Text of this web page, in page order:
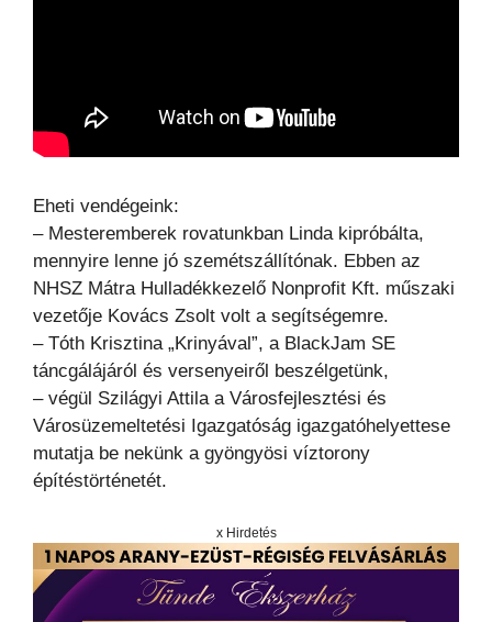
Eheti vendégeink:
– Mesteremberek rovatunkban Linda kipróbálta,
mennyire lenne jó szemétszállítónak. Ebben az
NHSZ Mátra Hulladékkezelő Nonprofit Kft. műszaki
vezetője Kovács Zsolt volt a segítségemre.
– Tóth Krisztina „Krinyával”, a BlackJam SE
táncgálájáról és versenyeiről beszélgetünk,
– végül Szilágyi Attila a Városfejlesztési és
Városüzemeltetési Igazgatóság igazgatóhelyettese
mutatja be nekünk a gyöngyösi víztorony
építéstörténetét.
x Hirdetés